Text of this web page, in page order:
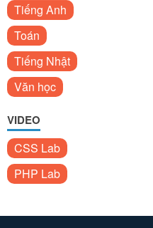
Tiếng Anh
Toán
Tiếng Nhật
Văn học
VIDEO
CSS Lab
PHP Lab